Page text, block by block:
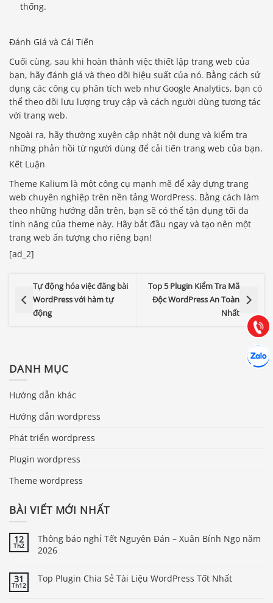
thống.
Đánh Giá và Cải Tiến
Cuối cùng, sau khi hoàn thành việc thiết lập trang web của
bạn, hãy đánh giá và theo dõi hiệu suất của nó. Bằng cách sử
dụng các công cụ phân tích web như Google Analytics, bạn có
thể theo dõi lưu lượng truy cập và cách người dùng tương tác
với trang web.
Ngoài ra, hãy thường xuyên cập nhật nội dung và kiểm tra
những phản hồi từ người dùng để cải tiến trang web của bạn.
Kết Luận
Theme Kalium là một công cụ mạnh mẽ để xây dựng trang
web chuyên nghiệp trên nền tảng WordPress. Bằng cách làm
theo những hướng dẫn trên, bạn sẽ có thể tận dụng tối đa
tính năng của theme này. Hãy bắt đầu ngay và tạo nên một
trang web ấn tượng cho riêng bạn!
[ad_2]
Tự động hóa việc đăng bài
WordPress với hàm tự
động
Top 5 Plugin Kiểm Tra Mã
Độc WordPress An Toàn
Nhất
DANH MỤC
Hướng dẫn khác
Hướng dẫn wordpress
Phát triển wordpress
Plugin wordpress
Theme wordpress
BÀI VIẾT MỚI NHẤT
12
Th2
Thông báo nghỉ Tết Nguyên Đán – Xuân Bính Ngọ năm
2026
31
Th12
Top Plugin Chia Sẻ Tài Liệu WordPress Tốt Nhất
Gọi
Hướng dẫn & Hỗ trợ:
(028) 22.166.144
Chát